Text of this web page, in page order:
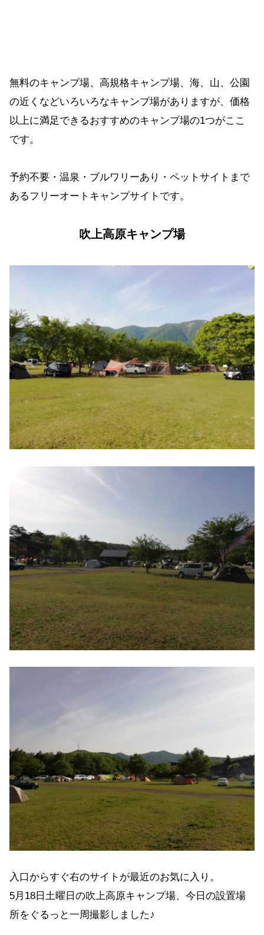
無料のキャンプ場、高規格キャンプ場、海、山、公園
の近くなどいろいろなキャンプ場がありますが、価格
以上に満足できるおすすめのキャンプ場の1つがここ
です。
予約不要・温泉・ブルワリーあり・ペットサイトまで
あるフリーオートキャンプサイトです。
吹上高原キャンプ場
入口からすぐ右のサイトが最近のお気に入り。
5月18日土曜日の吹上高原キャンプ場、今日の設置場
所をぐるっと一周撮影しました♪